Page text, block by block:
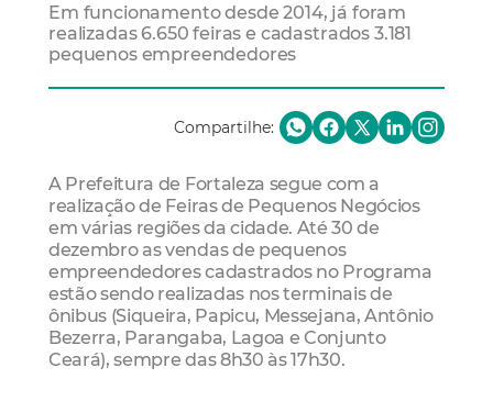
Em funcionamento desde 2014, já foram
realizadas 6.650 feiras e cadastrados 3.181
pequenos empreendedores
Compartilhe:
A Prefeitura de Fortaleza segue com a
realização de Feiras de Pequenos Negócios
em várias regiões da cidade. Até 30 de
dezembro as vendas de pequenos
empreendedores cadastrados no Programa
estão sendo realizadas nos terminais de
ônibus (Siqueira, Papicu, Messejana, Antônio
Bezerra, Parangaba, Lagoa e Conjunto
Ceará), sempre das 8h30 às 17h30.